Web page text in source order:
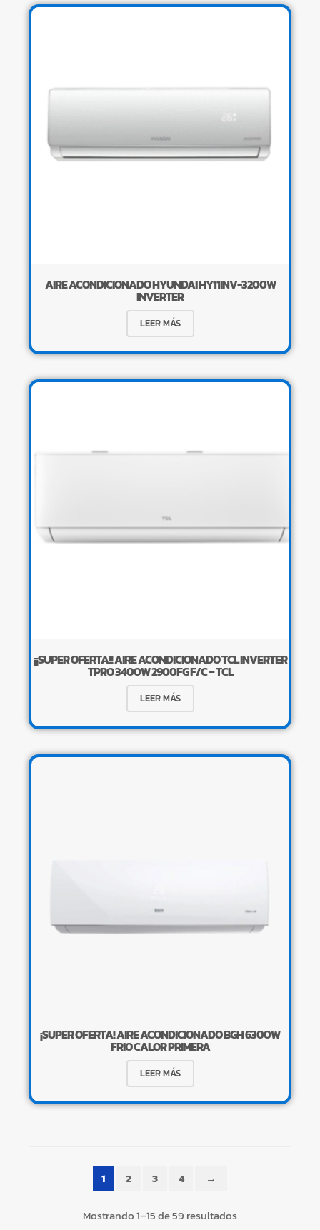
AIRE ACONDICIONADO HYUNDAI HY11INV-3200W
INVERTER
LEER MÁS
¡¡SUPER OFERTA!! AIRE ACONDICIONADO TCL INVERTER
TPRO 3400W 2900FG F/C – TCL
LEER MÁS
¡SUPER OFERTA! AIRE ACONDICIONADO BGH 6300W
FRIO CALOR PRIMERA
LEER MÁS
1 2 3 4 →
Mostrando 1–15 de 59 resultados
Agregá un producto y aparecerá acá